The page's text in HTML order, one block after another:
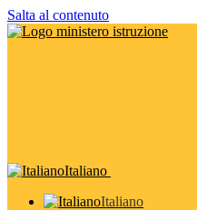
Salta al contenuto
Italiano
Italiano